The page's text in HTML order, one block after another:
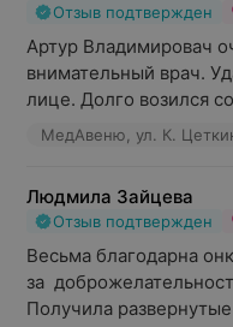
Отзыв подтвержден
Артур Владимировач
внимательный врач.
лице. Долго возился
МедАвеню, ул. К.
Людмила Зайцева
Отзыв подтвержден
Весьма благодарна
за
Получила